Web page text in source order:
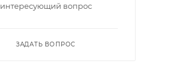
интересующий вопрос
ЗАДАТЬ ВОПРОС